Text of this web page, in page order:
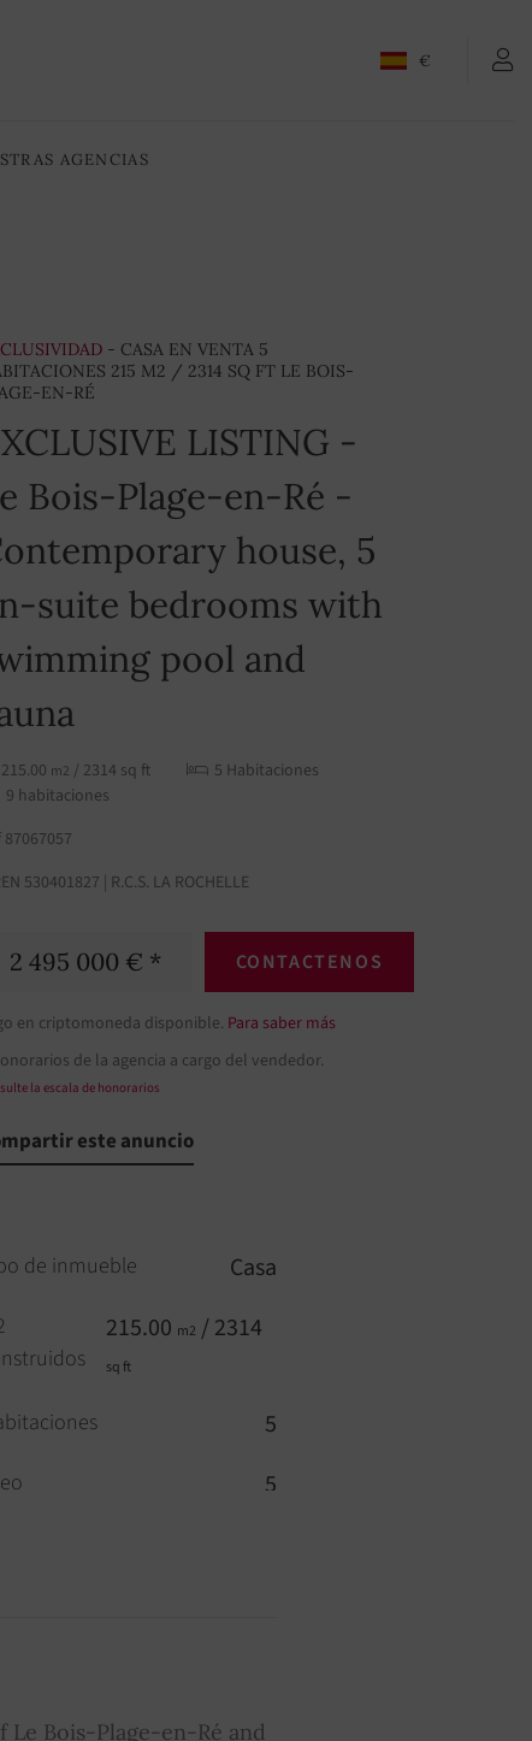
€
AGENCIAS
- CASA EN VENTA 5
215 M2 / 2314 SQ FT LE BOIS-
EN-RÉ
LISTING -
Bois-Plage-en-Ré -
house, 5
suite bedrooms with
pool and
215.00 m2 / 2314 sq ft
5 Habitaciones
9 habitaciones
87067057
530401827 | R.C.S. LA ROCHELLE
2 495 000 € * CONTACTENOS
en criptomoneda disponible. Para saber más
de la agencia a cargo del vendedor.
la escala de honorarios
este anuncio
de inmueble Casa
215.00 m2 / 2314
sq ft
5
5
sujeto al régimen de
NO
Bois-Plage-en-Ré and